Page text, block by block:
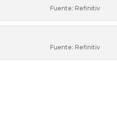
Fuente: Refinitiv
Fuente: Refinitiv